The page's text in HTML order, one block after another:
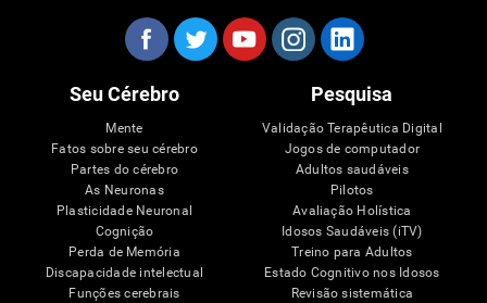
Seu Cérebro
Mente
Fatos sobre seu cérebro
Partes do cérebro
As Neuronas
Plasticidade Neuronal
Cognição
Perda de Memória
Discapacidade intelectual
Funções cerebrais
Pesquisa
Validação Terapêutica Digital
Jogos de computador
Adultos saudáveis
Pilotos
Avaliação Holística
Idosos Saudáveis (iTV)
Treino para Adultos
Estado Cognitivo nos Idosos
Revisão sistemática